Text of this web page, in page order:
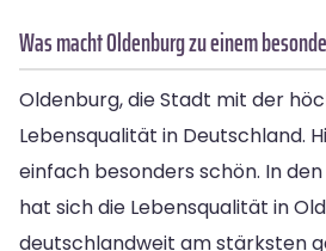
Was macht Oldenburg zu einem
Oldenburg, die Stadt mit der
Lebensqualität in Deutschland.
einfach besonders schön. In
hat sich die Lebensqualität in
deutschlandweit am stärksten